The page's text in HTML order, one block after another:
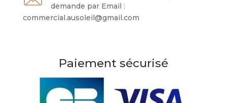
demande par Email :
commercial.ausoleil@gmail.com
Paiement sécurisé